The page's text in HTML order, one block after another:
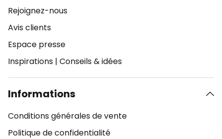
Rejoignez-nous
Avis clients
Espace presse
Inspirations | Conseils & idées
Informations
Conditions générales de vente
Politique de confidentialité